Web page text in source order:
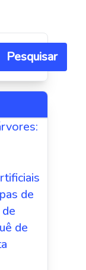
Pesquisar
de
de